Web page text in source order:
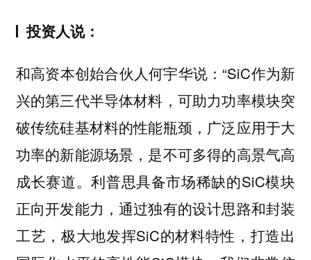
投资人说：
和高资本创始合伙人何宇华说：“SiC作为新
兴的第三代半导体材料，可助力功率模块突
破传统硅基材料的性能瓶颈，广泛应用于大
功率的新能源场景，是不可多得的高景气高
成长赛道。利普思具备市场稀缺的SiC模块
正向开发能力，通过独有的设计思路和封装
工艺，极大地发挥SiC的材料特性，打造出